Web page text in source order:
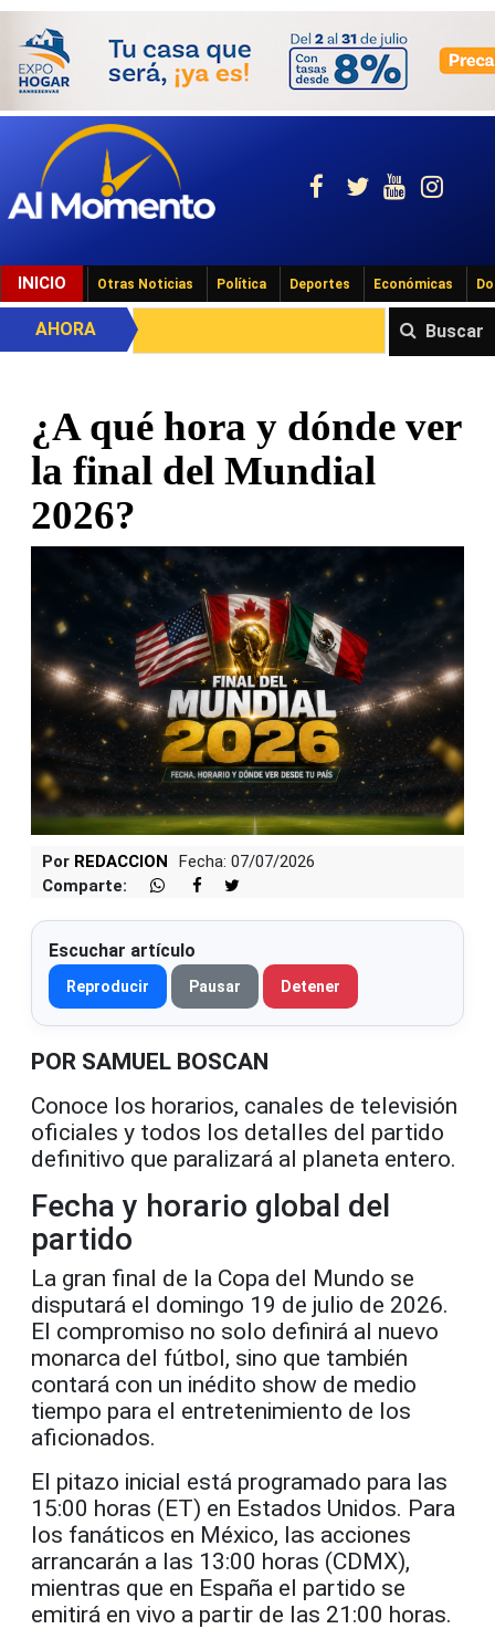
INICIO Otras Noticias Política Deportes Económicas
Buscar
AHORA
¿A qué hora y dónde ver
la final del Mundial
2026?
Por REDACCION
Fecha: 07/07/2026
Comparte:
Escuchar artículo
Reproducir Pausar Detener
POR SAMUEL BOSCAN
Conoce los horarios, canales de televisión
oficiales y todos los detalles del partido
definitivo que paralizará al planeta entero.
Fecha y horario global del
partido
La gran final de la Copa del Mundo se
disputará el domingo 19 de julio de 2026.
El compromiso no solo definirá al nuevo
monarca del fútbol, sino que también
contará con un inédito show de medio
tiempo para el entretenimiento de los
aficionados.
El pitazo inicial está programado para las
15:00 horas (ET) en Estados Unidos. Para
los fanáticos en México, las acciones
arrancarán a las 13:00 horas (CDMX),
mientras que en España el partido se
emitirá en vivo a partir de las 21:00 horas.